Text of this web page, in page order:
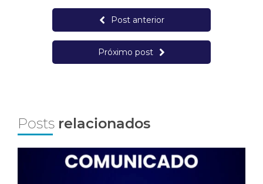
Post anterior
Próximo post
Posts relacionados